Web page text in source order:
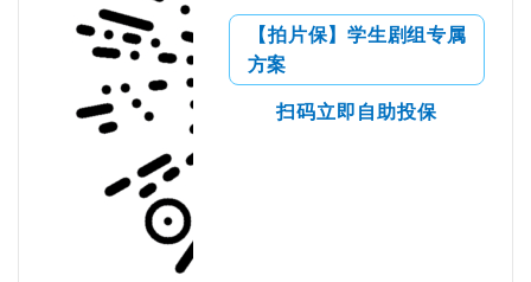
【拍片保】学生剧组专属
方案
扫码立即自助投保